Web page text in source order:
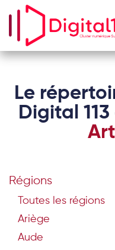
Se rendre au contenu
Le
Digital 113
Régions
Toutes les régions
Ariège
Aude